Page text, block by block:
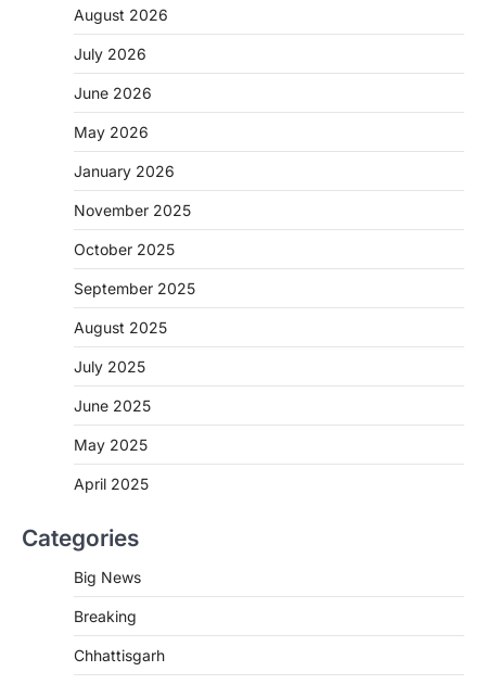
August 2026
July 2026
June 2026
May 2026
January 2026
November 2025
October 2025
September 2025
August 2025
July 2025
June 2025
May 2025
April 2025
Categories
Big News
Breaking
Chhattisgarh
CHHATTISGARH
CG: 1 से 19 वर्ष तक के बच्चों को निःशुल्क दी
जाएगी एल्बेंडाजोल
More Khabar August 7, 2026
रायपुर। राष्ट्रीय कृमि मुक्ति दिवस भारत सरकार द्वारा
CHHATTISGARH
जशपुर जिले की 5 माह की मासूम…